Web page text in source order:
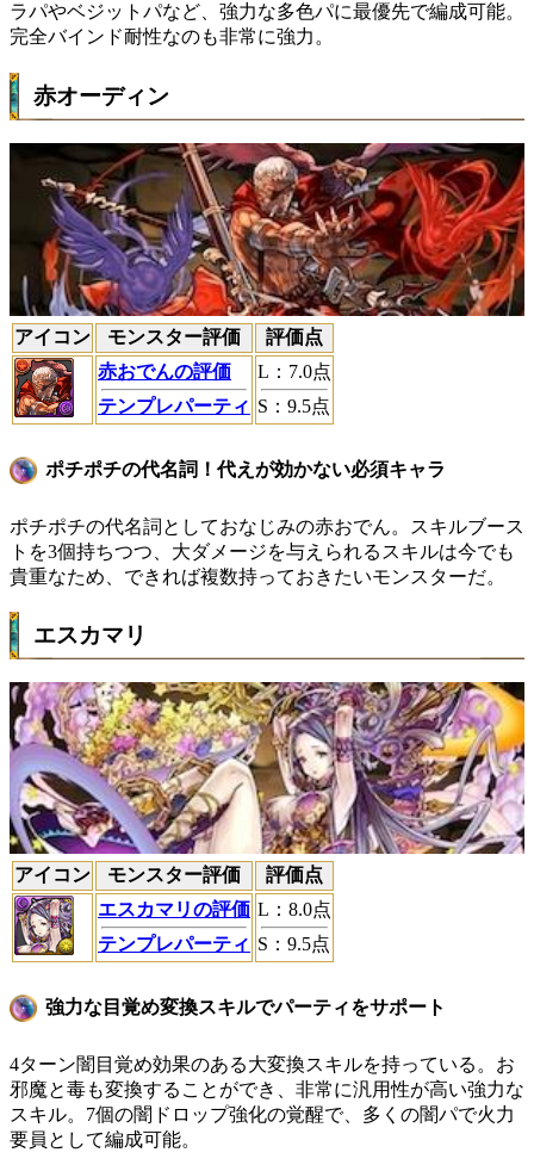
ラパやベジットパなど、強力な多色パに最優先で編成可能。
完全バインド耐性なのも非常に強力。
赤オーディン
アイコン モンスター評価
評価点
赤おでんの評価
テンプレパーティ
L ： 7.0点
S ： 9.5点
ポチポチの代名詞！代えが効かない必須キャラ
ポチポチの代名詞としておなじみの赤おでん。スキルブース
トを3個持ちつつ、大ダメージを与えられるスキルは今でも
貴重なため、できれば複数持っておきたいモンスターだ。
エスカマリ
アイコン モンスター評価
評価点
エスカマリの評価
テンプレパーティ
L ： 8.0点
S ： 9.5点
強力な目覚め変換スキルでパーティをサポート
4ターン闇目覚め効果のある大変換スキルを持っている。お
邪魔と毒も変換することができ、非常に汎用性が高い強力な
スキル。7個の闇ドロップ強化の覚醒で、多くの闇パで火力
要員として編成可能。